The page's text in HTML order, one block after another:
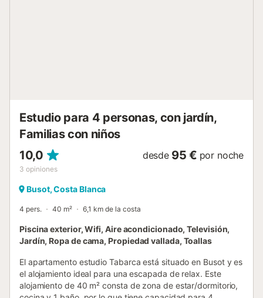
plazas de parking disponibles en la propiedad y también
se puede aparcar en la calle. No se permiten mascotas,
fumar ni celebrar eventos. Esta propiedad tiene directrices
para ayudar a los huéspedes con la correcta separación
de residuos. Este a...
Estudio para 4 personas, con jardín,
Familias con niños
10,0
3 opiniones
desde 95 € por noche
Busot, Costa Blanca
4 pers. 40 m² 6,1 km de la costa
Piscina exterior, Wifi, Aire acondicionado, Televisión,
Jardín, Ropa de cama, Propiedad vallada, Toallas
El apartamento estudio Tabarca está situado en Busot y es
el alojamiento ideal para una escapada de relax. Este
alojamiento de 40 m² consta de zona de estar/dormitorio,